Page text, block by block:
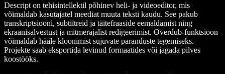
Descript on tehisintellektil põhinev heli- ja videoeditor, mis
võimaldab kasutajatel meediat muuta teksti kaudu. See pakub
transkriptsiooni, subtiitreid ja täitefraaside eemaldamist ning
ekraanisalvestust ja mitmerajalist redigeerimist. Overdub-funktsioon
võimaldab hääle kloonimist sujuvate paranduste tegemiseks.
Projekte saab eksportida levinud formaatides või jagada pilves
koostööks.